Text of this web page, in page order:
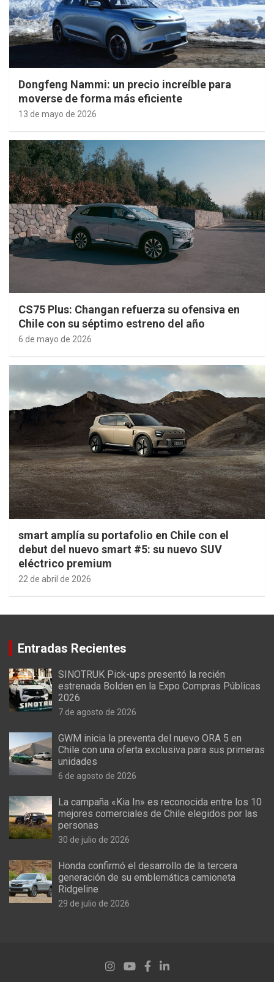
Dongfeng Nammi: un precio increíble para
moverse de forma más eficiente
13 de mayo de 2026
CS75 Plus: Changan refuerza su ofensiva en
Chile con su séptimo estreno del año
6 de mayo de 2026
smart amplía su portafolio en Chile con el
debut del nuevo smart #5: su nuevo SUV
eléctrico premium
22 de abril de 2026
Entradas Recientes
SINOTRUK Pick-ups presentó la recién
estrenada Bolden en la Expo Compras Públicas
2026
7 de agosto de 2026
GWM inicia la preventa del nuevo ORA 5 en
Chile con una oferta exclusiva para sus primeras
unidades
6 de agosto de 2026
La campaña «Kia In» es reconocida entre los 10
mejores comerciales de Chile elegidos por las
personas
30 de julio de 2026
Honda confirmó el desarrollo de la tercera
generación de su emblemática camioneta
Ridgeline
29 de julio de 2026